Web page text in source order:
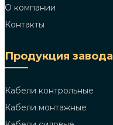
О компании
Контакты
Продукция завода
Кабели контрольные
Кабели монтажные